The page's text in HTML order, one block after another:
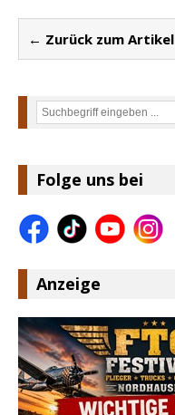
← Zurück zum Artikel
Suchen
Folge uns bei
Anzeige